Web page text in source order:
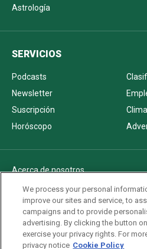
Astrología
SERVICIOS
Podcasts
Newsletter
Suscripción
Clima
Horóscopo
Acerca de nosotros
Politica de privacidad
Pautas Editoriales
AdChoices
Advertise with us
We process your personal
improve our sites and service, to
campaigns and to provide
advertising. By clicking the button
exercise your privacy rights. For
privacy notice Cookie Policy